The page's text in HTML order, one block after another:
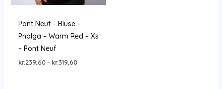
Pont Neuf – Bluse –
Pnolga – Warm Red – Xs
– Pont Neuf
kr.239,60 – kr.319,60Prisinterval: